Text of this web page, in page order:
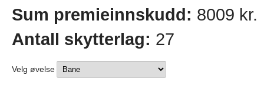
Sum premieinnskudd: 8009 kr.
Antall skytterlag: 27
Velg øvelse